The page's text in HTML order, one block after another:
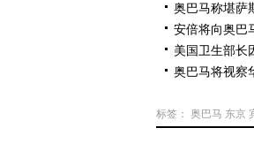
奥巴马称堪萨
安倍将向奥巴
美国卫生部长
奥巴马将视察
标签： 奥巴马 东京